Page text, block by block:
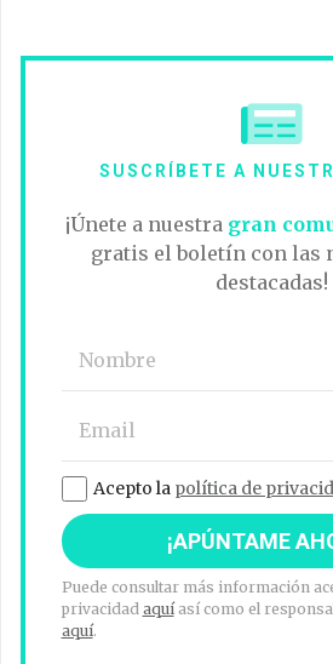
SUSCRÍBETE A
¡Únete a nuestra gran
gratis el boletín con las
destacadas!
Acepto la política de
Puede consultar más información
privacidad aquíasí como el
aquí.